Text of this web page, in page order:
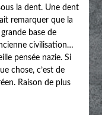
la dent. Une dent
remarquer que la
base de
civilisation…
pensée nazie. Si
chose, c’est de
Raison de plus